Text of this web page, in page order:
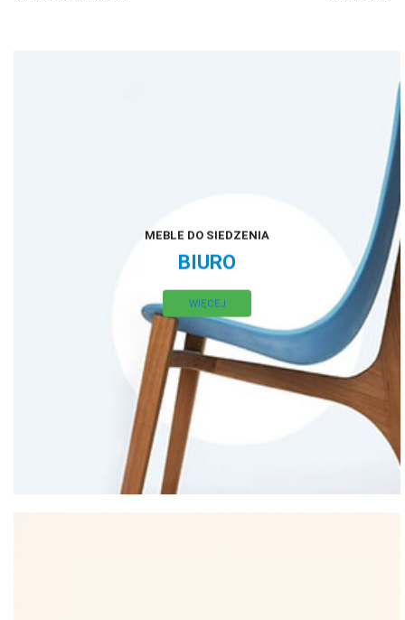
MEBLE DO SIEDZENIA
BIURO
WIĘCEJ